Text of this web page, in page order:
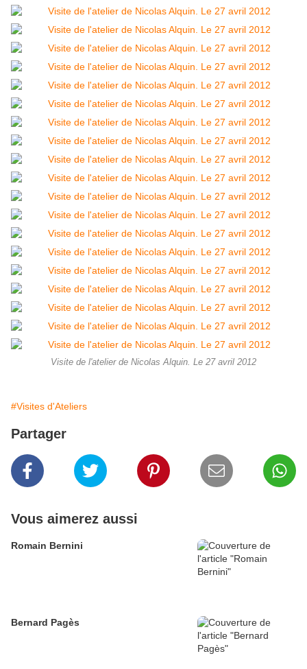
Visite de l'atelier de Nicolas Alquin. Le 27 avril 2012
#Visites d'Ateliers
Partager
Vous aimerez aussi
Romain Bernini
Bernard Pagès